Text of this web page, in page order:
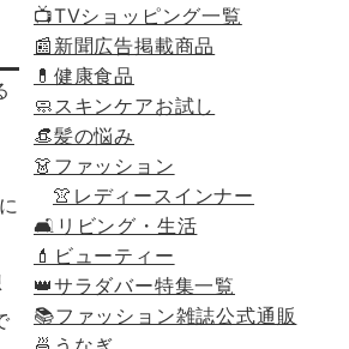
📺TVショッピング一覧
📰新聞広告掲載商品
💊健康食品
🧼スキンケアお試し
👒髪の悩み
👗ファッション
👚レディースインナー
🛋リビング・生活
💄ビューティー
👑サラダバー特集一覧
📚ファッション雑誌公式通販